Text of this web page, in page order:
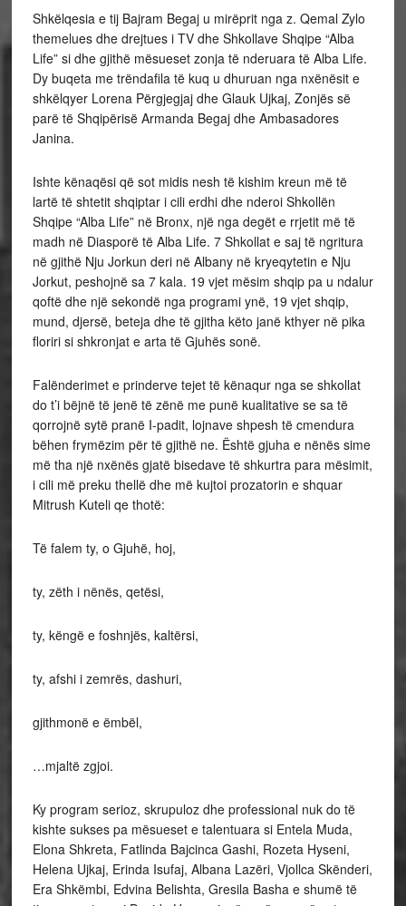
Shkëlqesia e tij Bajram Begaj u mirëprit nga z. Qemal Zylo
themelues dhe drejtues i TV dhe Shkollave Shqipe “Alba
Life” si dhe gjithë mësueset zonja të nderuara të Alba Life.
Dy buqeta me trëndafila të kuq u dhuruan nga nxënësit e
shkëlqyer Lorena Përgjegjaj dhe Glauk Ujkaj, Zonjës së
parë të Shqipërisë Armanda Begaj dhe Ambasadores
Janina.
Ishte kënaqësi që sot midis nesh të kishim kreun më të
lartë të shtetit shqiptar i cili erdhi dhe nderoi Shkollën
Shqipe “Alba Life” në Bronx, një nga degët e rrjetit më të
madh në Diasporë të Alba Life. 7 Shkollat e saj të ngritura
në gjithë Nju Jorkun deri në Albany në kryeqytetin e Nju
Jorkut, peshojnë sa 7 kala. 19 vjet mësim shqip pa u ndalur
qoftë dhe një sekondë nga programi ynë, 19 vjet shqip,
mund, djersë, beteja dhe të gjitha këto janë kthyer në pika
floriri si shkronjat e arta të Gjuhës sonë.
Falënderimet e prinderve tejet të kënaqur nga se shkollat
do t’i bëjnë të jenë të zënë me punë kualitative se sa të
qorrojnë sytë pranë I-padit, lojnave shpesh të cmendura
bëhen frymëzim për të gjithë ne. Është gjuha e nënës sime
më tha një nxënës gjatë bisedave të shkurtra para mësimit,
i cili më preku thellë dhe më kujtoi prozatorin e shquar
Mitrush Kuteli qe thotë:
Të falem ty, o Gjuhë, hoj,
ty, zëth i nënës, qetësi,
ty, këngë e foshnjës, kaltërsi,
ty, afshi i zemrës, dashuri,
gjithmonë e ëmbël,
…mjaltë zgjoi.
Ky program serioz, skrupuloz dhe professional nuk do të
kishte sukses pa mësueset e talentuara si Entela Muda,
Elona Shkreta, Fatlinda Bajcinca Gashi, Rozeta Hyseni,
Helena Ujkaj, Erinda Isufaj, Albana Lazëri, Vjollca Skënderi,
Era Shkëmbi, Edvina Belishta, Gresila Basha e shumë të